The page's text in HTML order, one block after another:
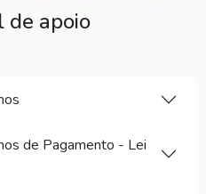
de apoio
de Pagamento - Lei